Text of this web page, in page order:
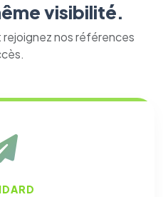
visibilité.
nos références